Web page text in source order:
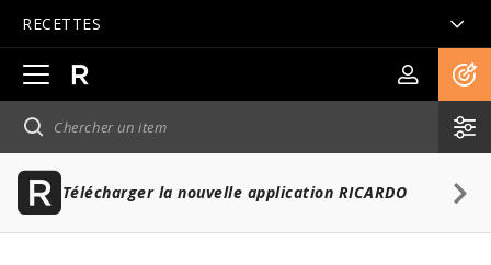
RECETTES
Ouvrir
la
navigation
principale
Télécharger la nouvelle application RICARDO